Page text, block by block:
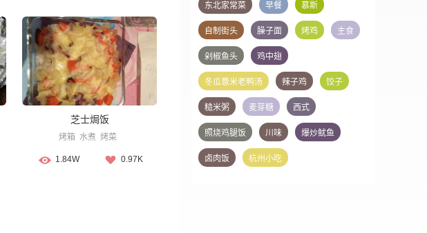
芝士焗饭
烤箱 水煮 烤菜
1.84W 0.97K
东北家常菜 早餐 慕斯
自制街头 臊子面 烤鸡 主食
剁椒鱼头 鸡中翅
冬瓜薏米老鸭汤 辣子鸡 饺子
糙米粥 麦芽糖 西式
照烧鸡腿饭 川味 爆炒鱿鱼
卤肉饭 杭州小吃